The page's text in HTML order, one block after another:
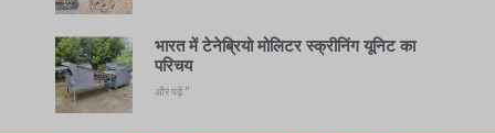
भारत में टेनेब्रियो मोलिटर स्क्रीनिंग यूनिट का
परिचय
और पढ़ें "